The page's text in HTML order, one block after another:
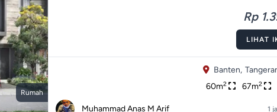
Rumah
Rp
LIHAT
Banten,
60m2 67m2
Muhammad Anas M Arif 1